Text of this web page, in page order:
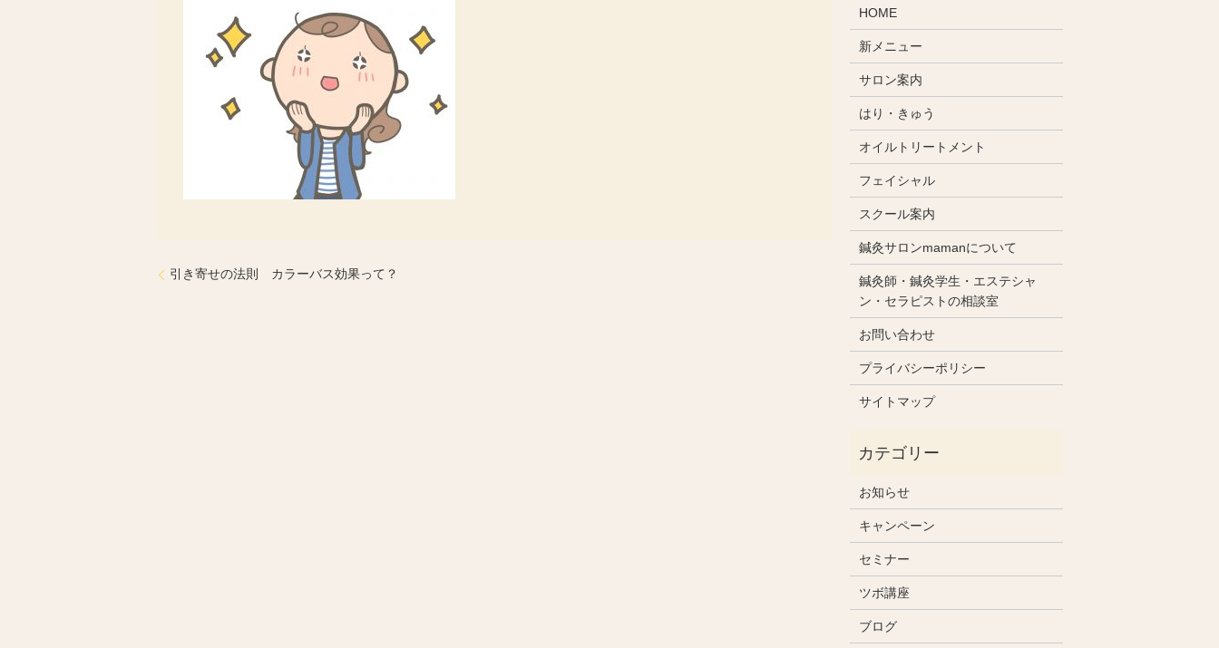
引き寄せの法則 カラーバス効果って？
HOME
新メニュー
サロン案内
はり・きゅう
オイルトリートメント
フェイシャル
スクール案内
鍼灸サロンmamanについて
鍼灸師・鍼灸学生・エステシャ
ン・セラピストの相談室
お問い合わせ
プライバシーポリシー
サイトマップ
お知らせ
キャンペーン
セミナー
ツボ講座
ブログ